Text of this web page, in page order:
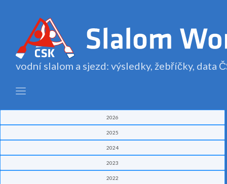
vodní slalom a sjezd: výsledky, žebříčky, data
2026
2025
2024
2023
2022